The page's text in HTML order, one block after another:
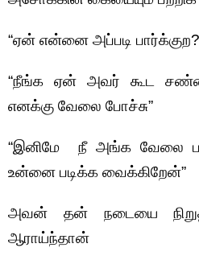
“ஏன்‌ என்னை அப்படி
“நீங்க ஏன் அவர் கூட
எனக்கு வேலை போச்சு‌‌”
“இனிமே நீ அங்க வேலை
உன்னை படிக்க வைக்கிறேன்”
அவன் தன் நடையை
ஆராய்ந்தான்